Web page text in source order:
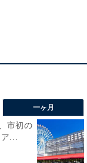
一ヶ月
市初の
...